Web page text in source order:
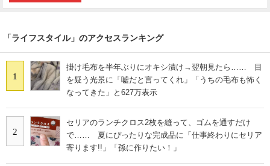
「ライフスタイル」のアクセスランキング
1
掛け毛布を半年ぶりにオキシ漬け→翌朝見たら…… 目
を疑う光景に「嘘だと言ってくれ」「うちの毛布も怖く
なってきた」と627万表示
2
セリアのランチクロス2枚を縫って、ゴムを通すだけ
で…… 夏にぴったりな完成品に「仕事終わりにセリア
寄ります!!」「孫に作りたい！」